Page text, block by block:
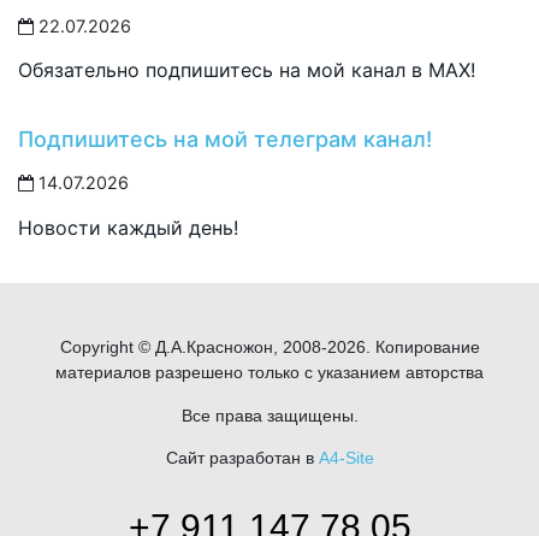
22.07.2026
Обязательно подпишитесь на мой канал в MAX!
Подпишитесь на мой телеграм канал!
14.07.2026
Новости каждый день!
Copyright © Д.А.Красножон, 2008-2026. Копирование
материалов разрешено только с указанием авторства
Все права защищены.
Сайт разработан в A4-Site
+7 911 147 78 05